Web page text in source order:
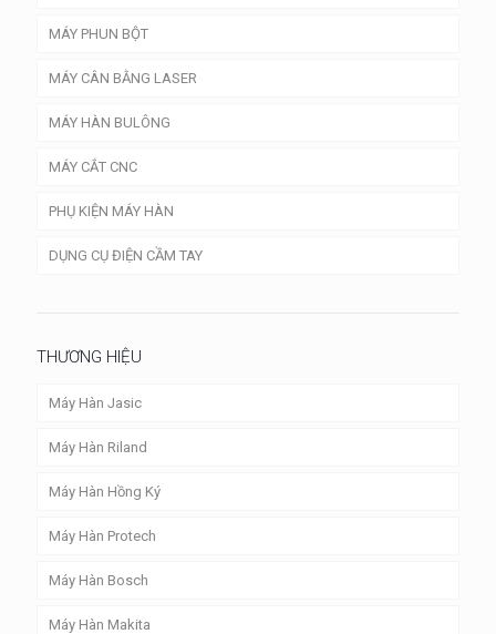
MÁY PHUN BỘT
MÁY CÂN BẰNG LASER
MÁY HÀN BULÔNG
MÁY CẮT CNC
PHỤ KIỆN MÁY HÀN
DỤNG CỤ ĐIỆN CẦM TAY
THƯƠNG HIỆU
Máy Hàn Jasic
Máy Hàn Riland
Máy Hàn Hồng Ký
Máy Hàn Protech
Máy Hàn Bosch
Máy Hàn Makita